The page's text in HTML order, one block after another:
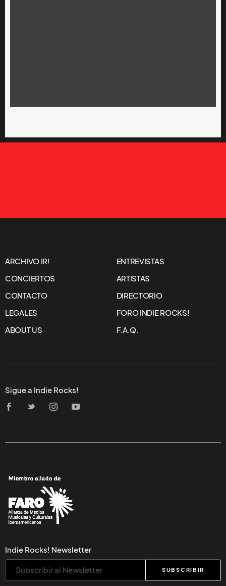
ARCHIVO IR!
ENTREVISTAS
CONCIERTOS
ARTISTAS
CONTACTO
DIRECTORIO
LEGALES
FORO INDIE ROCKS!
ABOUT US
F.A.Q.
Sigue a Indie Rocks!
Indie Rocks! Newsletter